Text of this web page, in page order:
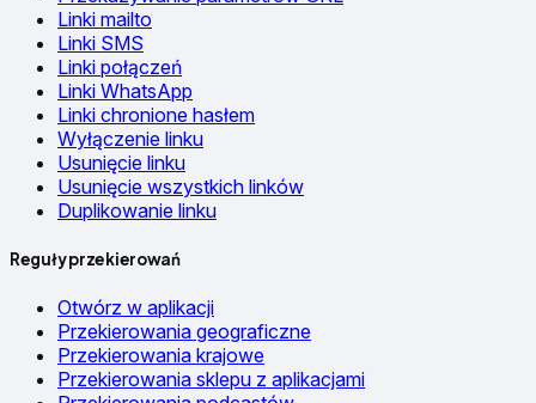
Linki mailto
Linki SMS
Linki połączeń
Linki WhatsApp
Linki chronione hasłem
Wyłączenie linku
Usunięcie linku
Usunięcie wszystkich linków
Duplikowanie linku
Reguły przekierowań
Otwórz w aplikacji
Przekierowania geograficzne
Przekierowania krajowe
Przekierowania sklepu z aplikacjami